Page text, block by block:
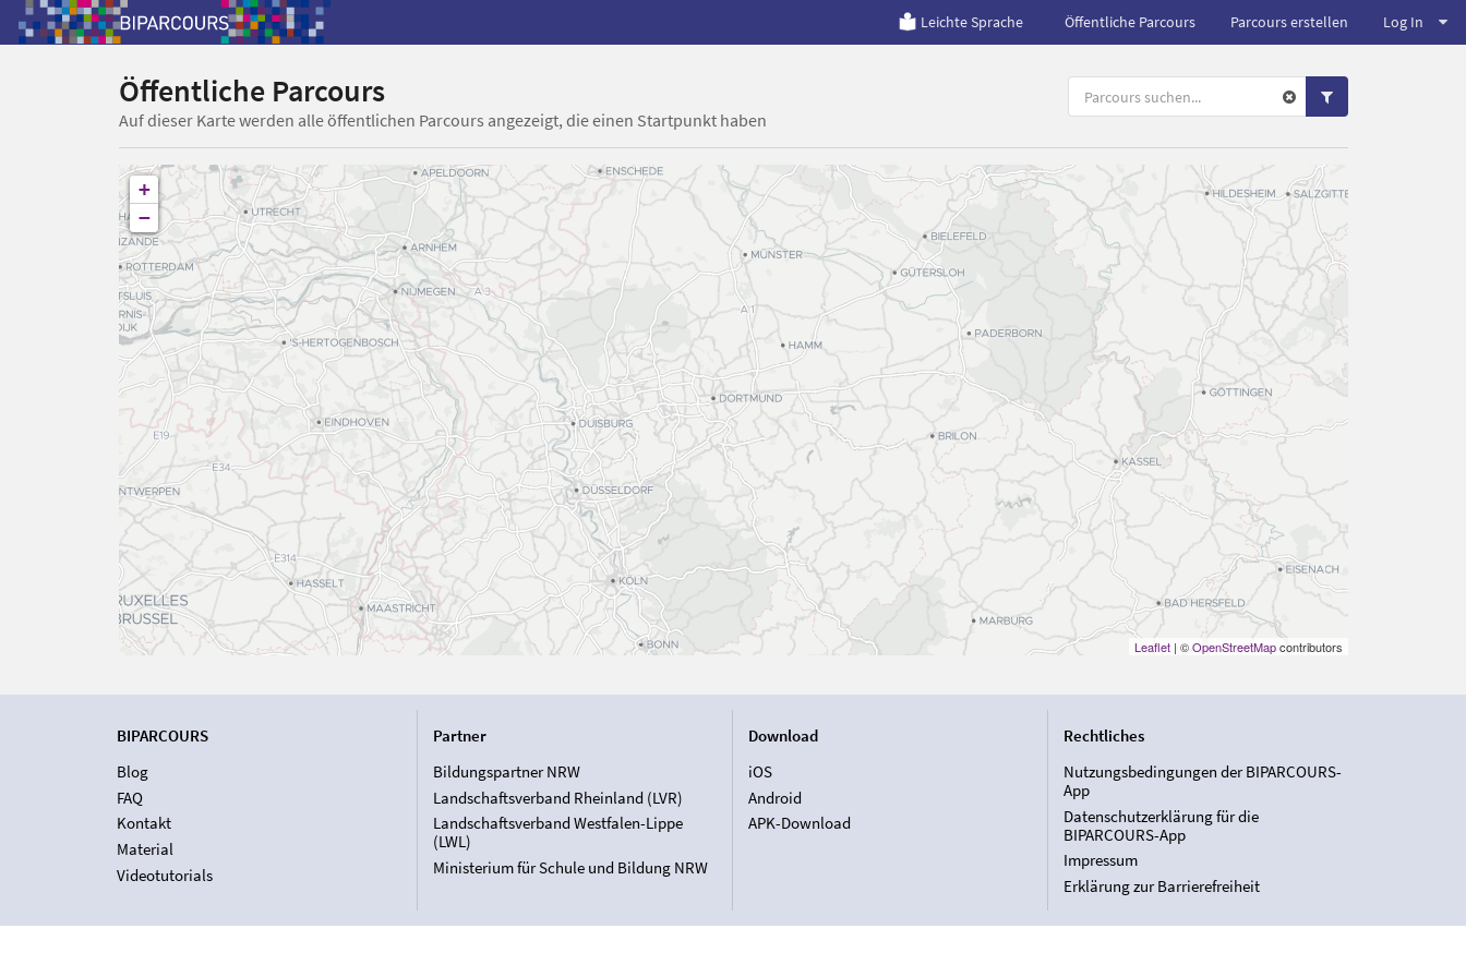
Leichte Sprache Öffentliche Parcours Parcours erstellen Log In
Öffentliche Parcours
Auf dieser Karte werden alle öffentlichen Parcours angezeigt, die einen Startpunkt haben
+
−
Leaflet| ©OpenStreetMapcontributors
BIPARCOURS
Blog
FAQ
Kontakt
Material
Videotutorials
Partner
Bildungspartner NRW
Landschaftsverband Rheinland (LVR)
Landschaftsverband Westfalen-Lippe
(LWL)
Ministerium für Schule und Bildung NRW
Download
iOS
Android
APK-Download
Rechtliches
Nutzungsbedingungen der BIPARCOURS-
App
Datenschutzerklärung für die
BIPARCOURS-App
Impressum
Erklärung zur Barrierefreiheit